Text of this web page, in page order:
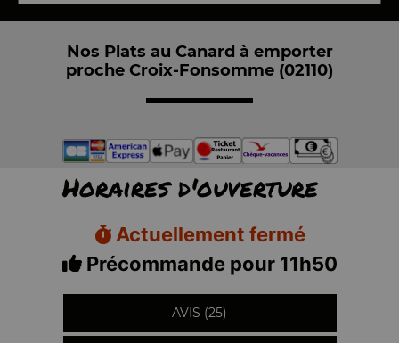
Nos Plats au Canard à emporter
proche Croix-Fonsomme (02110)
Horaires d'ouverture
Actuellement fermé
Précommande pour 11h50
AVIS (25)